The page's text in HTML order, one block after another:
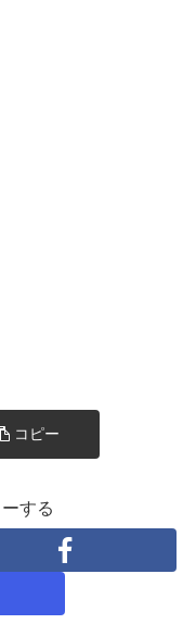
コピー
する